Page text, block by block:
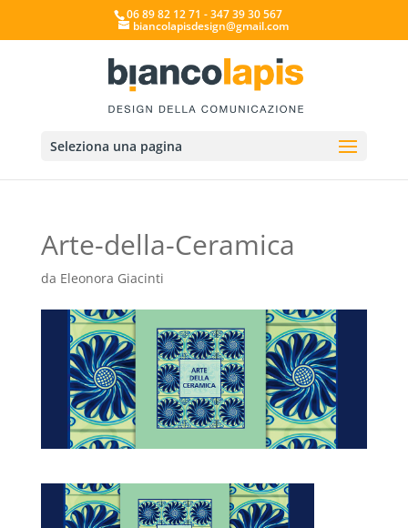
06 89 82 12 71 - 347 39 30 567
biancolapisdesign@gmail.com
Seleziona una pagina
Arte-della-Ceramica
da Eleonora Giacinti